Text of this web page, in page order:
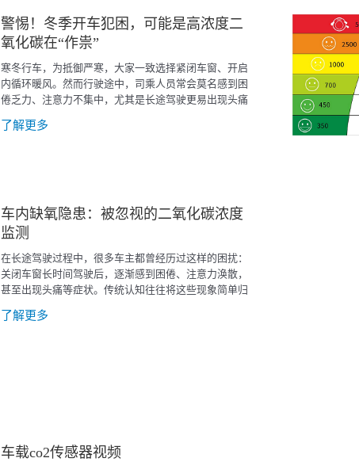
警惕！冬季开车犯困，可能是高浓度二
氧化碳在“作祟”
寒冬行车，为抵御严寒，大家一致选择紧闭车窗、开启
内循环暖风。然而行驶途中，司乘人员常会莫名感到困
倦乏力、注意力不集中，尤其是长途驾驶更易出现头痛
度CO2在悄悄作祟。这个被忽视的“健康隐患”，不仅影
了解更多
车内缺氧隐患：被忽视的二氧化碳浓度
监测
在长途驾驶过程中，很多车主都曾经历过这样的困扰：
关闭车窗长时间驾驶后，逐渐感到困倦、注意力涣散，
甚至出现头痛等症状。传统认知往往将这些现象简单归
化碳（CO2）。相较于室内环境，车内空间更为狭小密
了解更多
车载co2传感器视频